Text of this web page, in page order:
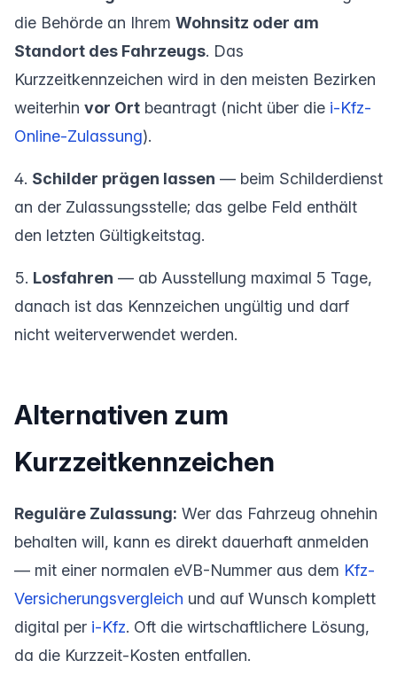
die Behörde an Ihrem Wohnsitz oder am
Standort des Fahrzeugs. Das
Kurzzeitkennzeichen wird in den meisten Bezirken
weiterhin vor Ort beantragt (nicht über die i-Kfz-
Online-Zulassung).
Schilder prägen lassen — beim Schilderdienst
an der Zulassungsstelle; das gelbe Feld enthält
den letzten Gültigkeitstag.
Losfahren — ab Ausstellung maximal 5 Tage,
danach ist das Kennzeichen ungültig und darf
nicht weiterverwendet werden.
Alternativen zum
Kurzzeitkennzeichen
Reguläre Zulassung: Wer das Fahrzeug ohnehin
behalten will, kann es direkt dauerhaft anmelden
— mit einer normalen eVB-Nummer aus dem Kfz-
Versicherungsvergleich und auf Wunsch komplett
digital per i-Kfz. Oft die wirtschaftlichere Lösung,
da die Kurzzeit-Kosten entfallen.